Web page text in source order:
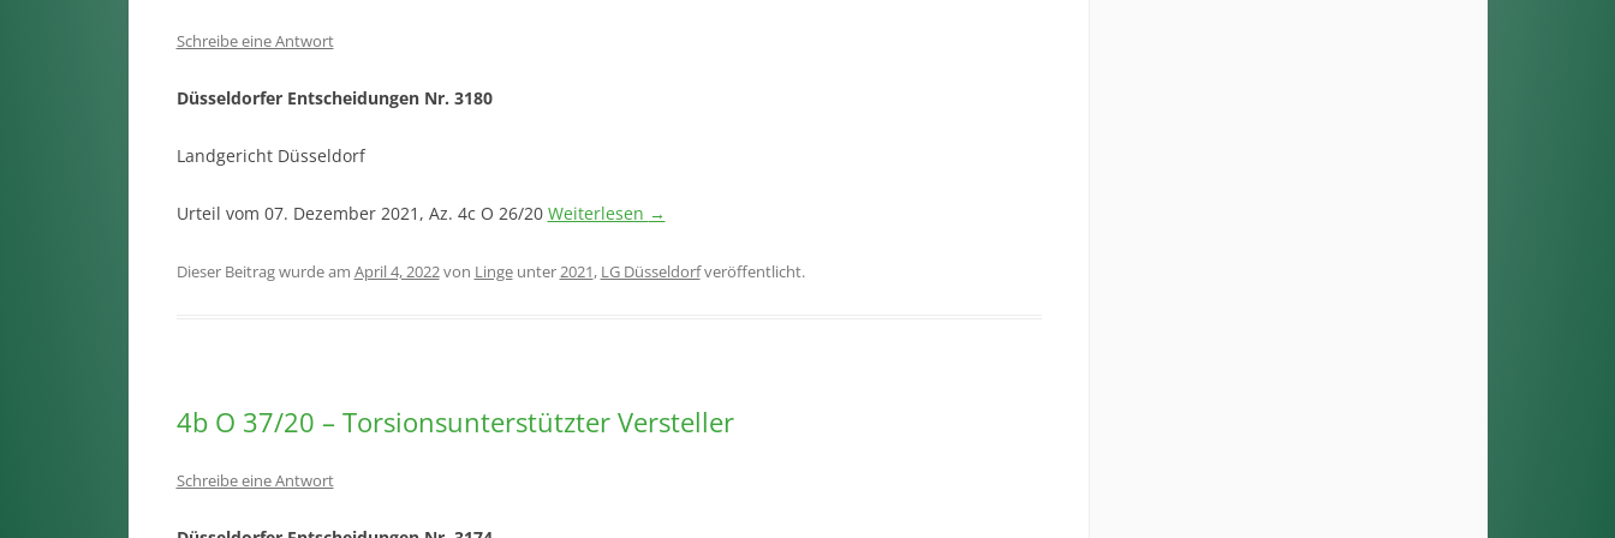
Schreibe eine Antwort
Düsseldorfer Entscheidungen Nr. 3180
Landgericht Düsseldorf
Urteil vom 07. Dezember 2021, Az. 4c O 26/20 Weiterlesen →
Dieser Beitrag wurde am April 4, 2022von Lingeunter2021, LG Düsseldorfveröffentlicht.
4b O 37/20 – Torsionsunterstützter Versteller
Schreibe eine Antwort